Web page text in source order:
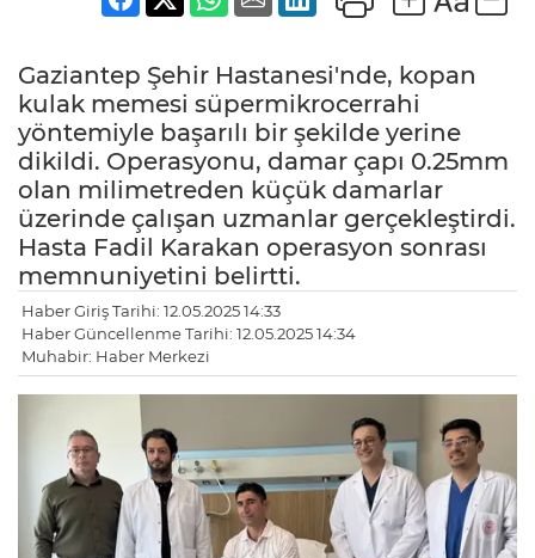
Gaziantep Şehir Hastanesi'nde, kopan
kulak memesi süpermikrocerrahi
yöntemiyle başarılı bir şekilde yerine
dikildi. Operasyonu, damar çapı 0.25mm
olan milimetreden küçük damarlar
üzerinde çalışan uzmanlar gerçekleştirdi.
Hasta Fadil Karakan operasyon sonrası
memnuniyetini belirtti.
Haber Giriş Tarihi: 12.05.2025 14:33
Haber Güncellenme Tarihi: 12.05.2025 14:34
Muhabir: Haber Merkezi